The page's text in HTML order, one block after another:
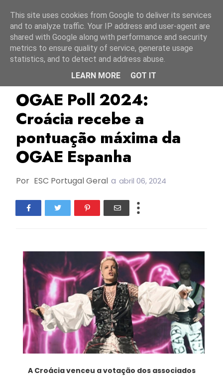
ESC2024 Espanha
OGAE Poll 2024:
Croácia recebe a
pontuação máxima da
OGAE Espanha
Por ESC Portugal Geral a abril 06, 2024
A Croácia venceu a votação dos associados
This site uses cookies from Google to deliver its services
and to analyze traffic. Your IP address and user-agent are
shared with Google along with performance and security
metrics to ensure quality of service, generate usage
statistics, and to detect and address abuse.
LEARN MORE
GOT IT